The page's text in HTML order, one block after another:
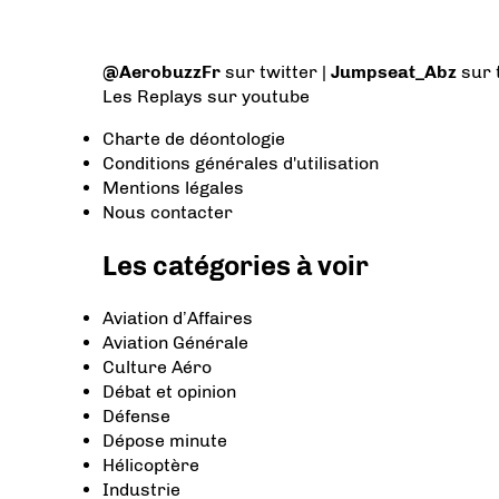
@AerobuzzFr sur twitter | Jumpseat_Abz sur
Les Replays sur youtube
Charte de déontologie
Conditions générales d'utilisation
Mentions légales
Nous contacter
Les catégories à voir
Aviation d’Affaires
Aviation Générale
Culture Aéro
Débat et opinion
Défense
Dépose minute
Hélicoptère
Industrie